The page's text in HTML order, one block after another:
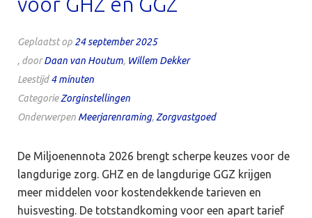
Geplaatst op 24 september 2025
, doorDaan van Houtum, Willem Dekker
Leestijd4minuten
CategorieZorginstellingen
Onderwerpen Meerjarenraming,Zorgvastgoed
De Miljoenennota 2026 brengt scherpe keuzes voor de
langdurige zorg. GHZ en de langdurige GGZ krijgen
meer middelen voor kostendekkende tarieven en
huisvesting. De totstandkoming voor een apart tarief